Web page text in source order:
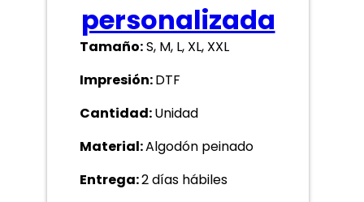
personalizada
Tamaño:S, M, L, XL, XXL
Impresión:DTF
Cantidad:Unidad
Material:Algodón peinado
Entrega:2 días hábiles